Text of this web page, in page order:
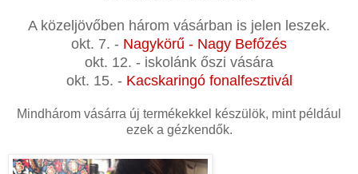
A közeljövőben három vásárban is jelen leszek.
okt. 7. - Nagykörű - Nagy Befőzés
okt. 12. - iskolánk őszi vására
okt. 15. - Kacskaringó fonalfesztivál
Mindhárom vásárra új termékekkel készülök, mint például
ezek a gézkendők.